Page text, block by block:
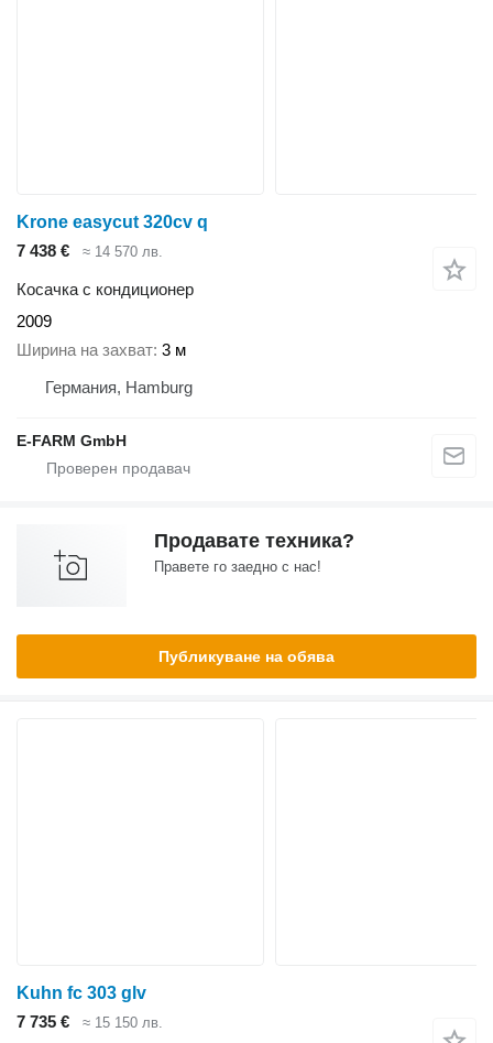
Krone easycut 320cv q
7 438 €
≈ 14 570 лв.
Косачка с кондиционер
2009
Ширина на захват 3 м
Германия, Hamburg
E-FARM GmbH
Продавате техника?
Правете го заедно с нас!
Публикуване на обява
Kuhn fc 303 glv
7 735 €
≈ 15 150 лв.